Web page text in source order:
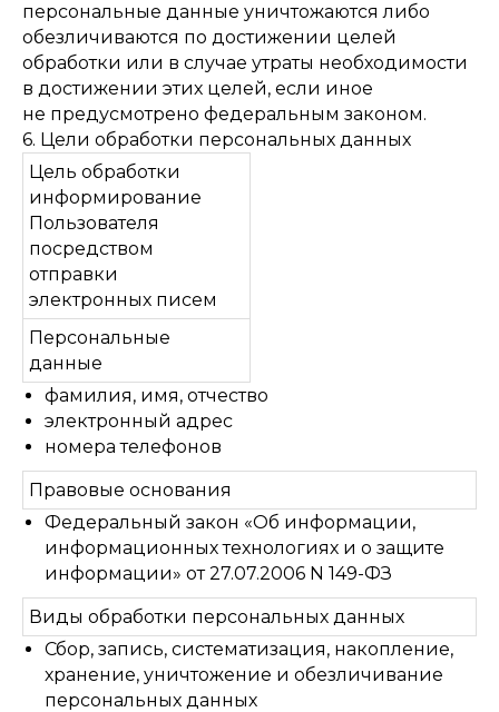
персональные данные уничтожаются либо
обезличиваются по достижении целей
обработки или в случае утраты необходимости
в достижении этих целей, если иное
не предусмотрено федеральным законом.
6. Цели обработки персональных данных
Цель обработки
информирование
Пользователя
посредством
отправки
электронных писем
Персональные
данные
фамилия, имя, отчество
электронный адрес
номера телефонов
Правовые основания
Федеральный закон «Об информации,
информационных технологиях и о защите
информации» от 27.07.2006 N 149-ФЗ
Виды обработки персональных данных
Сбор, запись, систематизация, накопление,
хранение, уничтожение и обезличивание
персональных данных